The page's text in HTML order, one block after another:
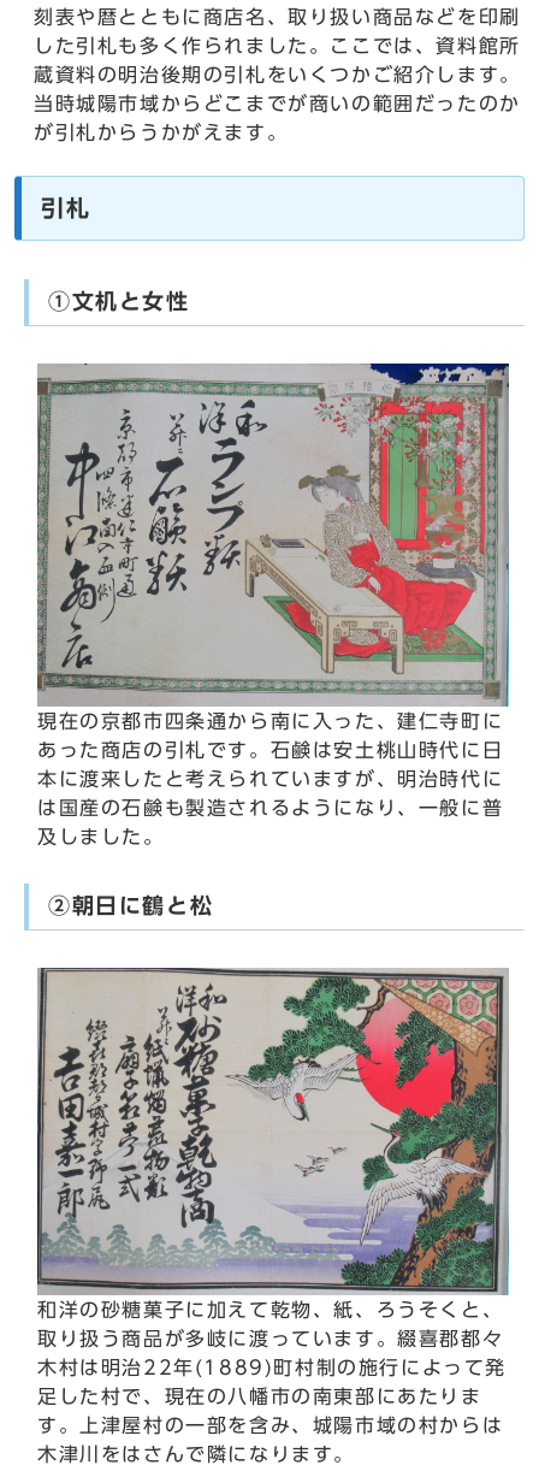
刻表や暦とともに商店名、取り扱い商品などを印刷
した引札も多く作られました。ここでは、資料館所
蔵資料の明治後期の引札をいくつかご紹介します。
当時城陽市域からどこまでが商いの範囲だったのか
が引札からうかがえます。
引札
①文机と女性
現在の京都市四条通から南に入った、建仁寺町に
あった商店の引札です。石鹸は安土桃山時代に日
本に渡来したと考えられていますが、明治時代に
は国産の石鹸も製造されるようになり、一般に普
及しました。
②朝日に鶴と松
和洋の砂糖菓子に加えて乾物、紙、ろうそくと、
取り扱う商品が多岐に渡っています。綴喜郡都々
木村は明治22年(1889)町村制の施行によって発
足した村で、現在の八幡市の南東部にあたりま
す。上津屋村の一部を含み、城陽市域の村からは
木津川をはさんで隣になります。